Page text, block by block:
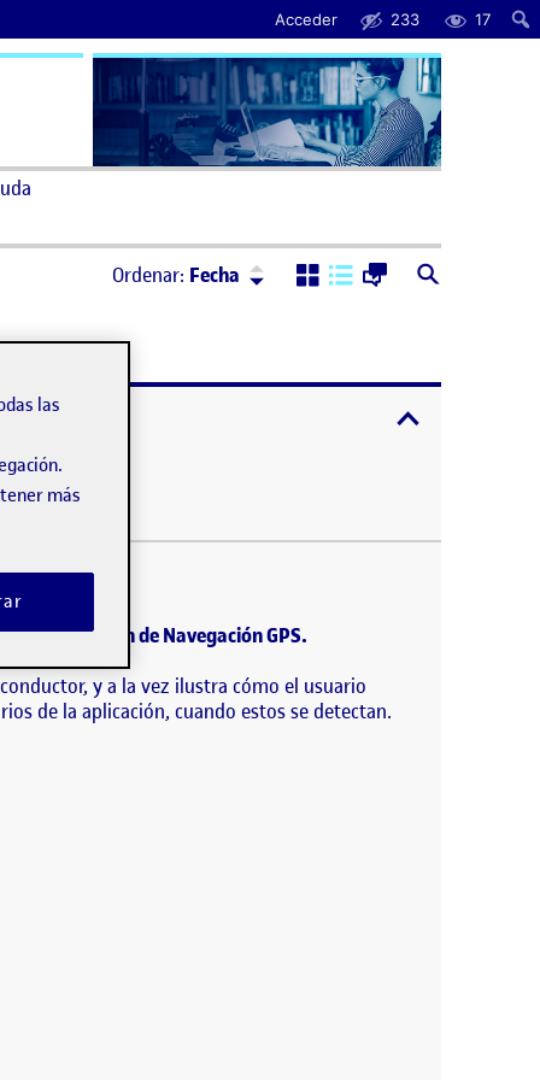
Acceder 233 17
Ordenar: Fecha Ordenar:Descendente
real en una aplicación de Navegación GPS. En
aplicación de Navegación GPS.
y a la vez ilustra cómo el usuario
de la aplicación, cuando estos se detectan.
las
más